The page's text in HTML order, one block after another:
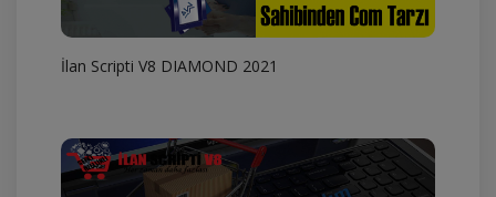
İlan Scripti V8 DIAMOND 2021